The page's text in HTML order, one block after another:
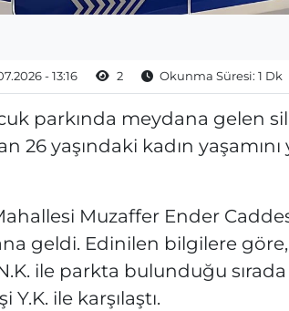
- 13:16 2 Okunma Süresi: 1 Dk
parkında meydana gelen
26 yaşındaki kadın
Muzaffer Ender
geldi. Edinilen bilgilere göre,
ile parkta bulunduğu
Y.K. ile karşılaştı.